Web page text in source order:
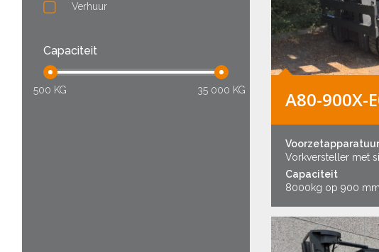
Verhuur
Capaciteit
500 KG 35 000 KG A80-900X-
Voorzetapparatuur
Vorkversteller met
Capaciteit
8000kg op 900